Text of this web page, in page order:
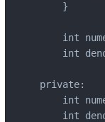
    }
int
int
private:
int
int